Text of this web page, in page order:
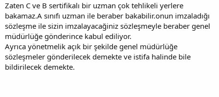
Zaten C ve B sertifikalı bir uzman çok tehlikeli yerlere
bakamaz.A sınıfı uzman ile beraber bakabilir.onun imzaladığı
sözleşme ile sizin imzalayacağiniz sözleşmeyle beraber genel
müdürlüğe gönderince kabul ediliyor.
Ayrıca yönetmelik açık bir şekilde genel müdürlüğe
sözleşmeler gönderilecek demekte ve istifa halinde bile
bildirilecek demekte.